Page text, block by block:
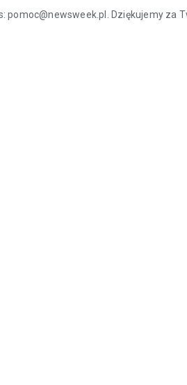
pomoc@newsweek.pl. Dziękujemy za